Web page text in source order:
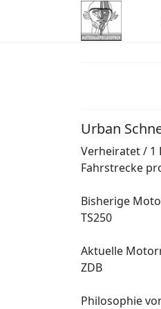
Urban
Verheiratet / 1
Fahrstrecke
Bisherige
TS250
Aktuelle
ZDB
Philosophie